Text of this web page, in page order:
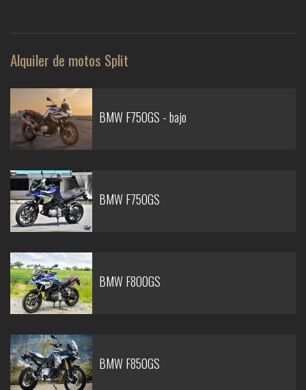
Alquiler de motos Split
BMW F750GS - bajo
BMW F750GS
BMW F800GS
BMW F850GS